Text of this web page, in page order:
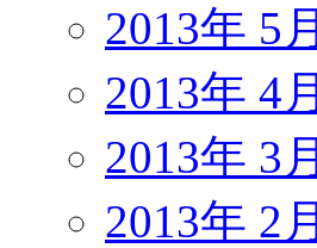
2013年 5月
2013年 4月
2013年 3月
2013年 2月